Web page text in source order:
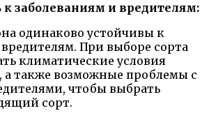
к заболеваниям и вредителям:
одинаково устойчивы к
При выборе сорта
климатические условия
а также возможные проблемы с
чтобы выбрать
сорт.